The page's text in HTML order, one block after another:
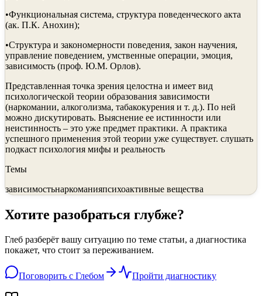
•Функциональная система, структура поведенческого акта
(ак. П.К. Анохин);
•Структура и закономерности поведения, закон научения,
управление поведением, умственные операции, эмоция,
зависимость (проф. Ю.М. Орлов).
Представленная точка зрения целостна и имеет вид
психологической теории образования зависимости
(наркомании, алкоголизма, табакокурения и т. д.). По ней
можно дискутировать. Выяснение ее истинности или
неистинность – это уже предмет практики. А практика
успешного применения этой теории уже существует. слушать
подкаст психология мифы и реальность
Темы
зависимостьнаркоманияпсихоактивные вещества
Хотите разобраться глубже?
Глеб разберёт вашу ситуацию по теме статьи, а диагностика
покажет, что стоит за переживанием.
Поговорить с Глебом Пройти диагностику